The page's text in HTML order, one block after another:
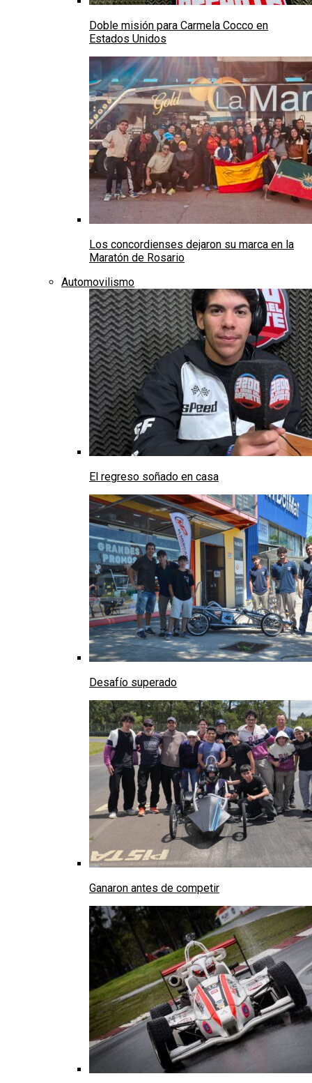
Doble misión para Carmela Cocco en
Estados Unidos
Los concordienses dejaron su marca en la
Maratón de Rosario
Automovilismo
El regreso soñado en casa
Desafío superado
Ganaron antes de competir